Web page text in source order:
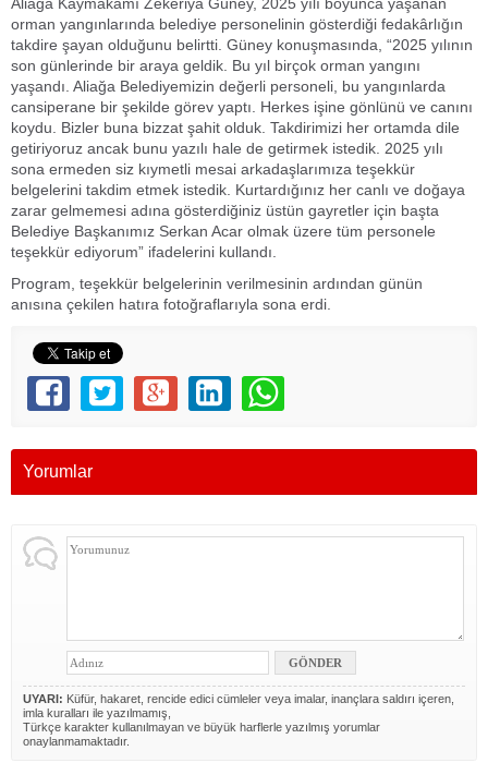
orman yangınlarında belediye personelinin gösterdiği fedakârlığın
takdire şayan olduğunu belirtti. Güney konuşmasında, “2025 yılının
son günlerinde bir araya geldik. Bu yıl birçok orman yangını
yaşandı. Aliağa Belediyemizin değerli personeli, bu yangınlarda
cansiperane bir şekilde görev yaptı. Herkes işine gönlünü ve canını
koydu. Bizler buna bizzat şahit olduk. Takdirimizi her ortamda dile
getiriyoruz ancak bunu yazılı hale de getirmek istedik. 2025 yılı
sona ermeden siz kıymetli mesai arkadaşlarımıza teşekkür
belgelerini takdim etmek istedik. Kurtardığınız her canlı ve doğaya
zarar gelmemesi adına gösterdiğiniz üstün gayretler için başta
Belediye Başkanımız Serkan Acar olmak üzere tüm personele
teşekkür ediyorum” ifadelerini kullandı.
Program, teşekkür belgelerinin verilmesinin ardından günün
anısına çekilen hatıra fotoğraflarıyla sona erdi.
Yorumlar
UYARI: Küfür, hakaret, rencide edici cümleler veya imalar, inançlara saldırı içeren,
imla kuralları ile yazılmamış,
Türkçe karakter kullanılmayan ve büyük harflerle yazılmış yorumlar
onaylanmamaktadır.